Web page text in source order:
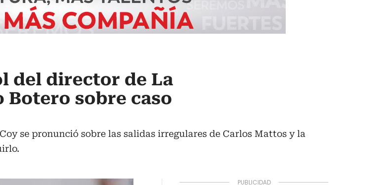
del director de La
Botero sobre caso
se pronunció sobre las salidas irregulares de Carlos Mattos y la